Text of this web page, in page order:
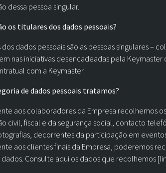
dessa pessoa singular.
os titulares dos dados pessoais?
dos dados pessoais são as pessoas singulares
nas iniciativas desencadeadas pela
com a Keymaster.
de dados pessoais tratamos?
aos colaboradores da Empresa recolhemos
civil, fiscal e da segurança social, contacto
decorrentes da participação em
aos clientes finais da Empresa, poderemos
Consulte aqui os dados que recolhemos